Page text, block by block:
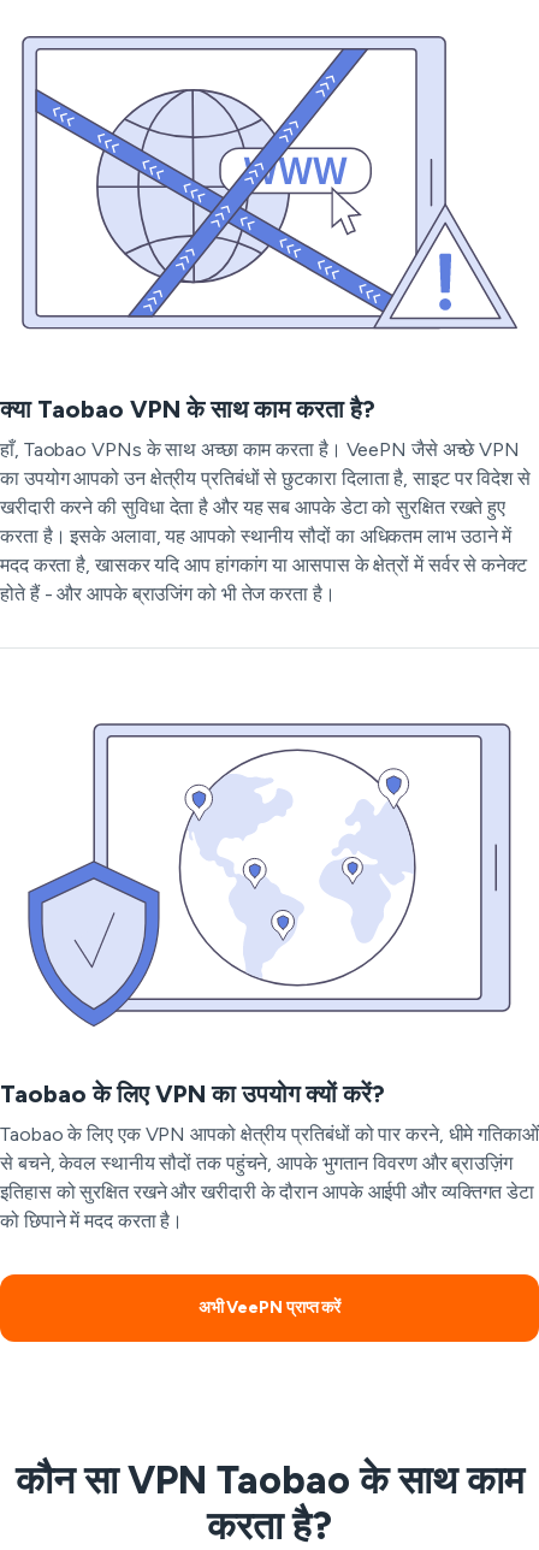
क्या Taobao VPN के साथ काम करता है?
हाँ, Taobao VPNs के साथ अच्छा काम करता है। VeePN जैसे अच्छे VPN
का उपयोग आपको उन क्षेत्रीय प्रतिबंधों से छुटकारा दिलाता है, साइट पर विदेश से
खरीदारी करने की सुविधा देता है और यह सब आपके डेटा को सुरक्षित रखते हुए
करता है। इसके अलावा, यह आपको स्थानीय सौदों का अधिकतम लाभ उठाने में
मदद करता है, खासकर यदि आप हांगकांग या आसपास के क्षेत्रों में सर्वर से कनेक्ट
होते हैं - और आपके ब्राउजिंग को भी तेज करता है।
Taobao के लिए VPN का उपयोग क्यों करें?
Taobao के लिए एक VPN आपको क्षेत्रीय प्रतिबंधों को पार करने, धीमे गतिकाओं
से बचने, केवल स्थानीय सौदों तक पहुंचने, आपके भुगतान विवरण और ब्राउज़िंग
इतिहास को सुरक्षित रखने और खरीदारी के दौरान आपके आईपी और व्यक्तिगत डेटा
को छिपाने में मदद करता है।
अभी VeePN प्राप्त करें
कौन सा VPN Taobao के साथ काम
करता है?